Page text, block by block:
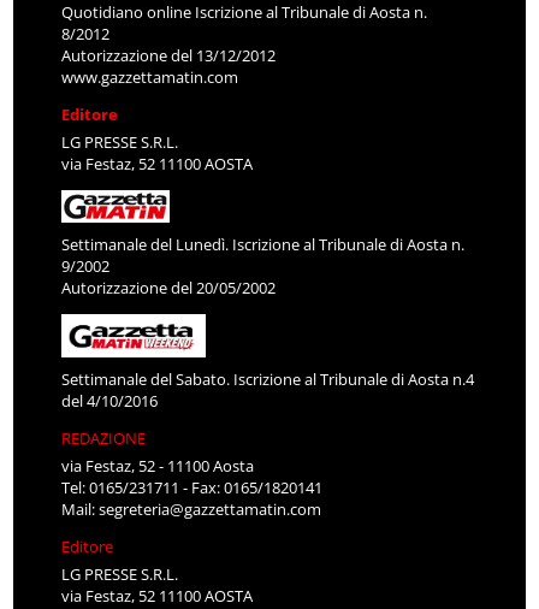
Quotidiano online Iscrizione al Tribunale di Aosta n.
8/2012
Autorizzazione del 13/12/2012
www.gazzettamatin.com
Editore
LG PRESSE S.R.L.
via Festaz, 52 11100 AOSTA
Settimanale del Lunedì. Iscrizione al Tribunale di Aosta n.
9/2002
Autorizzazione del 20/05/2002
Settimanale del Sabato. Iscrizione al Tribunale di Aosta n.4
del 4/10/2016
REDAZIONE
via Festaz, 52 - 11100 Aosta
Tel: 0165/231711 - Fax: 0165/1820141
Mail:segreteria@gazzettamatin.com
Editore
LG PRESSE S.R.L.
via Festaz, 52 11100 AOSTA